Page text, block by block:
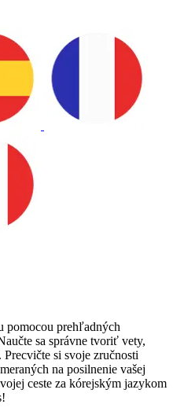
pomocou prehľadných
sa správne tvoriť vety,
si svoje zručnosti
na posilnenie vašej
ceste za kórejským jazykom